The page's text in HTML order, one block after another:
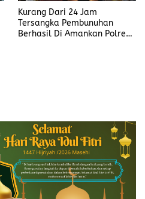
Kurang Dari 24 Jam
Tersangka Pembunuhan
Berhasil Di Amankan Polres